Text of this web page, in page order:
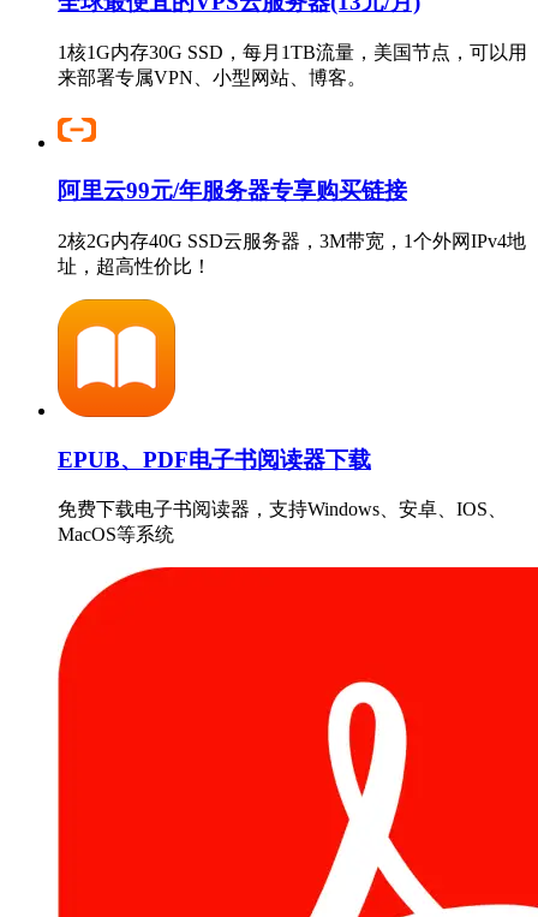
1核1G内存30G SSD，每月1TB流量，美国节点，可以用
来部署专属VPN、小型网站、博客。
阿里云99元/年服务器专享购买链接
2核2G内存40G SSD云服务器，3M带宽，1个外网IPv4地
址，超高性价比！
EPUB、PDF电子书阅读器下载
免费下载电子书阅读器，支持Windows、安卓、IOS、
MacOS等系统